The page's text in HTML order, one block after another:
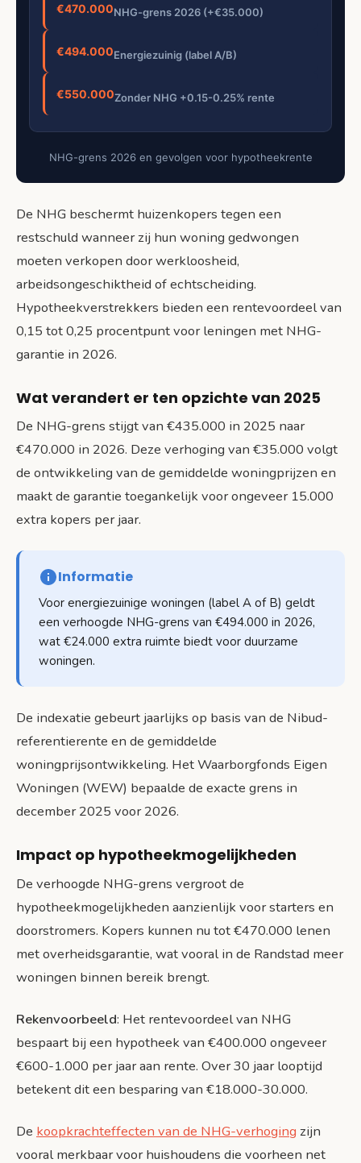
€470.000NHG-grens 2026 (+€35.000)
€494.000Energiezuinig (label A/B)
€550.000Zonder NHG +0.15-0.25% rente
NHG-grens 2026 en gevolgen voor hypotheekrente
De NHG beschermt huizenkopers tegen een
restschuld wanneer zij hun woning gedwongen
moeten verkopen door werkloosheid,
arbeidsongeschiktheid of echtscheiding.
Hypotheekverstrekkers bieden een rentevoordeel van
0,15 tot 0,25 procentpunt voor leningen met NHG-
garantie in 2026.
Wat verandert er ten opzichte van 2025
De NHG-grens stijgt van €435.000 in 2025 naar
€470.000 in 2026. Deze verhoging van €35.000 volgt
de ontwikkeling van de gemiddelde woningprijzen en
maakt de garantie toegankelijk voor ongeveer 15.000
extra kopers per jaar.
Informatie
Voor energiezuinige woningen (label A of B) geldt
een verhoogde NHG-grens van €494.000 in 2026,
wat €24.000 extra ruimte biedt voor duurzame
woningen.
De indexatie gebeurt jaarlijks op basis van de Nibud-
referentierente en de gemiddelde
woningprijsontwikkeling. Het Waarborgfonds Eigen
Woningen (WEW) bepaalde de exacte grens in
december 2025 voor 2026.
Impact op hypotheekmogelijkheden
De verhoogde NHG-grens vergroot de
hypotheekmogelijkheden aanzienlijk voor starters en
doorstromers. Kopers kunnen nu tot €470.000 lenen
met overheidsgarantie, wat vooral in de Randstad meer
woningen binnen bereik brengt.
Rekenvoorbeeld: Het rentevoordeel van NHG
bespaart bij een hypotheek van €400.000 ongeveer
€600-1.000 per jaar aan rente. Over 30 jaar looptijd
betekent dit een besparing van €18.000-30.000.
De koopkrachteffecten van de NHG-verhoging zijn
vooral merkbaar voor huishoudens die voorheen net